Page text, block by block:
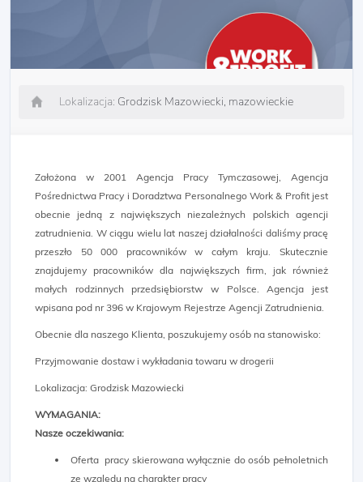
Lokalizacja: Grodzisk Mazowiecki, mazowieckie
Założona w 2001 Agencja Pracy Tymczasowej, Agencja
Pośrednictwa Pracy i Doradztwa Personalnego Work & Profit jest
obecnie jedną z największych niezależnych polskich agencji
zatrudnienia. W ciągu wielu lat naszej działalności daliśmy pracę
przeszło 50 000 pracowników w całym kraju. Skutecznie
znajdujemy pracowników dla największych firm, jak również
małych rodzinnych przedsiębiorstw w Polsce. Agencja jest
wpisana pod nr 396 w Krajowym Rejestrze Agencji Zatrudnienia.
Obecnie dla naszego Klienta, poszukujemy osób na stanowisko:
Przyjmowanie dostaw i wykładania towaru w drogerii
Lokalizacja: Grodzisk Mazowiecki
WYMAGANIA:
Nasze oczekiwania:
Oferta pracy skierowana wyłącznie do osób pełnoletnich
ze względu na charakter pracy